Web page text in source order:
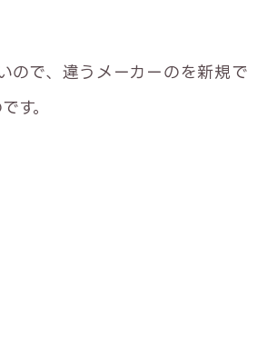
ので、違うメーカーのを新規で
す。